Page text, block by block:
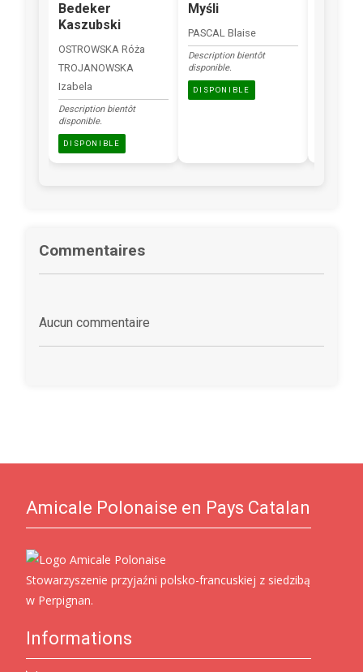
Bedeker
Kaszubski
OSTROWSKA Róża
TROJANOWSKA
Izabela
Description bientôt
disponible.
DISPONIBLE
Myśli
PASCAL Blaise
Description bientôt
disponible.
DISPONIBLE
Commentaires
Aucun commentaire
Amicale Polonaise en Pays Catalan
Stowarzyszenie przyjaźni polsko-francuskiej z siedzibą
w Perpignan.
Informations